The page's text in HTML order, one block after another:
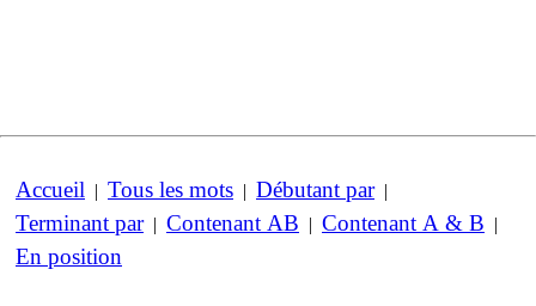
Accueil | Tous les mots | Débutant par|
Terminant par| Contenant AB | Contenant A & B |
En position